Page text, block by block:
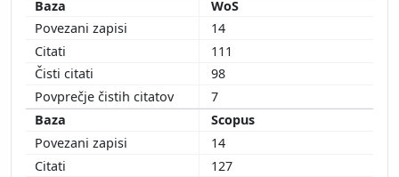
WoS
14
111
98
7
Scopus
14
127